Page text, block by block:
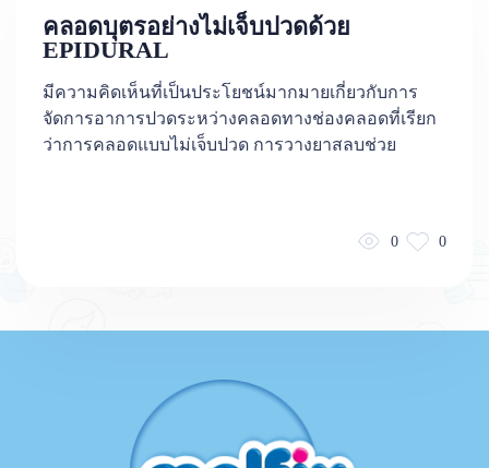
คลอดบุตรอย่างไม่เจ็บปวดด้วย
EPIDURAL
มีความคิดเห็นที่เป็นประโยชน์มากมายเกี่ยวกับการ
จัดการอาการปวดระหว่างคลอดทางช่องคลอดที่เรียก
ว่าการคลอดแบบไม่เจ็บปวด การวางยาสลบช่วย
0 0